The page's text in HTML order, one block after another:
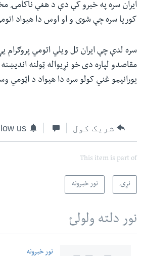
ایران سره په خبرو کې دې د هغې ناکامۍ
کوریا سره چې شوی و او اوس دا هیواد
سره لدې چې ایران تل ویلي اتومي پروګرام
مقاصدو لپاره دی خو نړیواله ټولنه
یورانیمو غني کولو سره دا هیواد د اټومي
شریک کول us
This item is part of
نړۍ نور خبرونه
نور دلته ولولئ
نور خبرونه